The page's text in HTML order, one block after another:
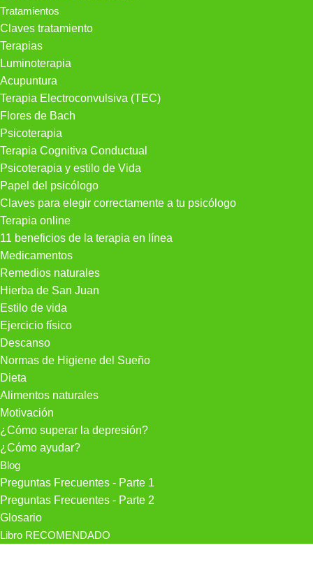
Tratamientos
Claves tratamiento
Terapias
Luminoterapia
Acupuntura
Terapia Electroconvulsiva (TEC)
Flores de Bach
Psicoterapia
Terapia Cognitiva Conductual
Psicoterapia y estilo de Vida
Papel del psicólogo
Claves para elegir correctamente a tu psicólogo
Terapia online
11 beneficios de la terapia en línea
Medicamentos
Remedios naturales
Hierba de San Juan
Estilo de vida
Ejercicio físico
Descanso
Normas de Higiene del Sueño
Dieta
Alimentos naturales
Motivación
¿Cómo superar la depresión?
¿Cómo ayudar?
Blog
Preguntas Frecuentes - Parte 1
Preguntas Frecuentes - Parte 2
Glosario
Libro RECOMENDADO